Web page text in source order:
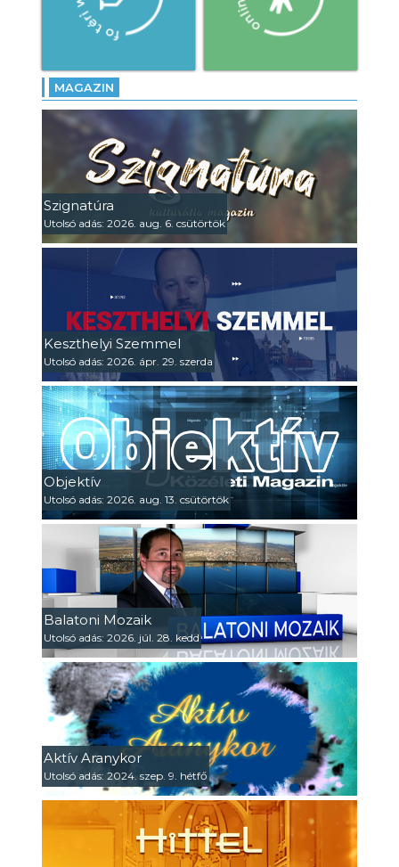
MAGAZIN
Szignatúra
Utolsó adás: 2026. aug. 6. csütörtök
Keszthelyi Szemmel
Utolsó adás: 2026. ápr. 29. szerda
Objektív
Utolsó adás: 2026. aug. 13. csütörtök
Balatoni Mozaik
Utolsó adás: 2026. júl. 28. kedd
Aktív Aranykor
Utolsó adás: 2024. szep. 9. hétfő